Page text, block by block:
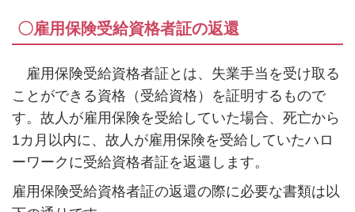
〇雇用保険受給資格者証の返還
雇用保険受給資格者証とは、失業手当を受け取る
ことができる資格（受給資格）を証明するもので
す。故人が雇用保険を受給していた場合、死亡から
1カ月以内に、故人が雇用保険を受給していたハロ
ーワークに受給資格者証を返還します。
雇用保険受給資格者証の返還の際に必要な書類は以